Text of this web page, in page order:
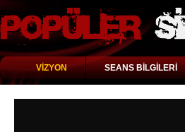
VİZYON SEANS BİLGİLERİ